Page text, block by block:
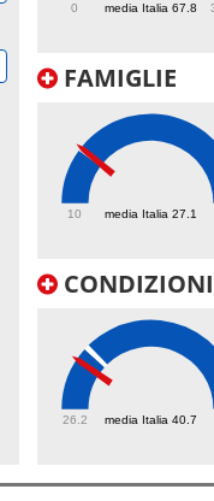
media Italia 67.8
0
FAMIGLIE
media Italia 27.1
10
media Italia 40.7
26.2